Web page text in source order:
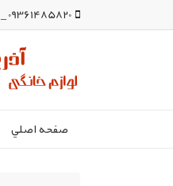
09361485820 _ 09124485820
صفحه اصلي